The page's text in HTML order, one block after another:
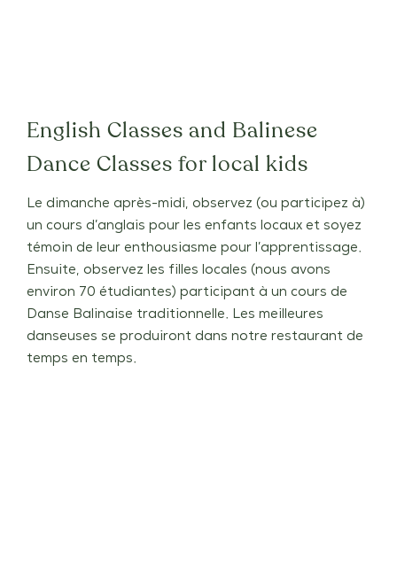
English Classes and Balinese
Dance Classes for local kids
Le dimanche après-midi, observez (ou participez à)
un cours d’anglais pour les enfants locaux et soyez
témoin de leur enthousiasme pour l’apprentissage.
Ensuite, observez les filles locales (nous avons
environ 70 étudiantes) participant à un cours de
Danse Balinaise traditionnelle. Les meilleures
danseuses se produiront dans notre restaurant de
temps en temps.